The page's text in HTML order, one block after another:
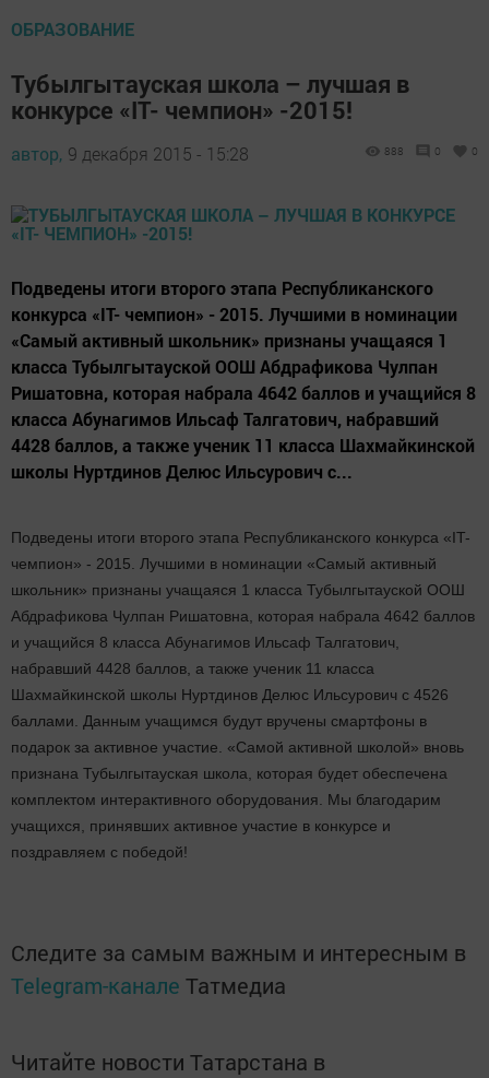
ОБРАЗОВАНИЕ
Тубылгытауская школа – лучшая в
конкурсе «IT- чемпион» -2015!
автор, 9 декабря 2015 - 15:28 888 0 0
Подведены итоги второго этапа Республиканского
конкурса «IT- чемпион» - 2015. Лучшими в номинации
«Самый активный школьник» признаны учащаяся 1
класса Тубылгытауской ООШ Абдрафикова Чулпан
Ришатовна, которая набрала 4642 баллов и учащийся 8
класса Абунагимов Ильсаф Талгатович, набравший
4428 баллов, а также ученик 11 класса Шахмайкинской
школы Нуртдинов Делюс Ильсурович с...
Подведены итоги второго этапа Республиканского конкурса «IT-
чемпион» - 2015. Лучшими в номинации «Самый активный
школьник» признаны учащаяся 1 класса Тубылгытауской ООШ
Абдрафикова Чулпан Ришатовна, которая набрала 4642 баллов
и учащийся 8 класса Абунагимов Ильсаф Талгатович,
набравший 4428 баллов, а также ученик 11 класса
Шахмайкинской школы Нуртдинов Делюс Ильсурович с 4526
баллами. Данным учащимся будут вручены смартфоны в
подарок за активное участие. «Самой активной школой» вновь
признана Тубылгытауская школа, которая будет обеспечена
комплектом интерактивного оборудования. Мы благодарим
учащихся, принявших активное участие в конкурсе и
поздравляем с победой!
Следите за самым важным и интересным в
Telegram-канале Татмедиа
Читайте новости Татарстана в